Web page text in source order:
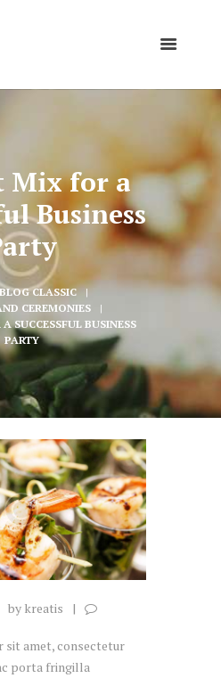
Mix for a
Business
BLOG CLASSIC
CEREMONIES
SUCCESSFUL BUSINESS
PARTY
by kreatis
sit amet, consectetur
porta fringilla